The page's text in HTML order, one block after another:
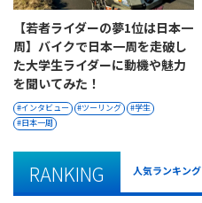
【若者ライダーの夢1位は日本一
周】バイクで日本一周を走破し
た大学生ライダーに動機や魅力
を聞いてみた！
インタビュー ツーリング
学生
日本一周
RANKING 人気ランキング